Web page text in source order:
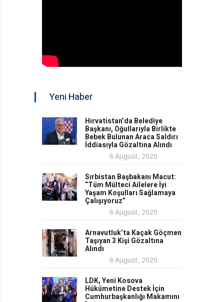
Yeni Haber
Hırvatistan’da Belediye
Başkanı, Oğullarıyla Birlikte
Bebek Bulunan Araca Saldırı
İddiasıyla Gözaltına Alındı
6 August, 2026
Sırbistan Başbakanı Macut:
“Tüm Mülteci Ailelere İyi
Yaşam Koşulları Sağlamaya
Çalışıyoruz”
6 August, 2026
Arnavutluk’ta Kaçak Göçmen
Taşıyan 3 Kişi Gözaltına
Alındı
6 August, 2026
LDK, Yeni Kosova
Hükümetine Destek İçin
Cumhurbaşkanlığı Makamını